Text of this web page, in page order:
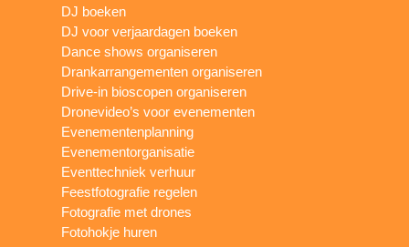
DJ boeken
DJ voor verjaardagen boeken
Dance shows organiseren
Drankarrangementen organiseren
Drive-in bioscopen organiseren
Dronevideo’s voor evenementen
Evenementenplanning
Evenementorganisatie
Eventtechniek verhuur
Feestfotografie regelen
Fotografie met drones
Fotohokje huren